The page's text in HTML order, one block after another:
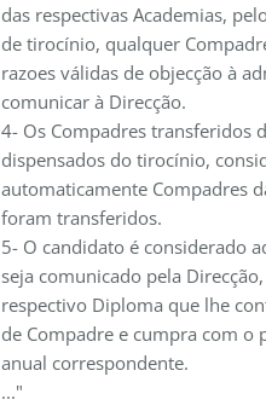
das respectivas Academias,
de tirocínio, qualquer
razoes válidas de objecção à
comunicar à Direcção.
4- Os Compadres transferidos
dispensados do tirocínio,
automaticamente Compadres
foram transferidos.
5- O candidato é considerado
seja comunicado pela
respectivo Diploma que lhe
de Compadre e cumpra com o
anual correspondente.
..."